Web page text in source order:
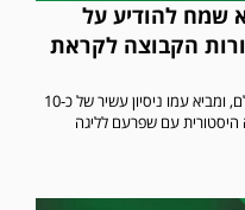
שמח להודיע על
הקבוצה לקראת
ראמי, בן 28, משחק בתפקידי קשר אחורי ובלם, ומביא עמו ניסיון עשיר של כ-10
היסטורית עם שפרעם לליגה